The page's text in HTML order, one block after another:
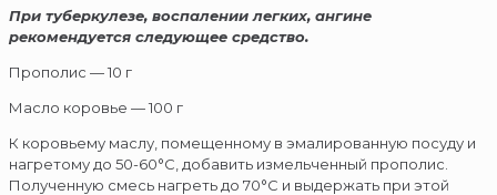
При туберкулезе, воспалении легких, ангине
рекомендуется следующее средство.
Прополис — 10 г
Масло коровье — 100 г
К коровьему маслу, помещенному в эмалированную посуду и
нагретому до 50-60°С, добавить измельченный прополис.
Полученную смесь нагреть до 70°С и выдержать при этой